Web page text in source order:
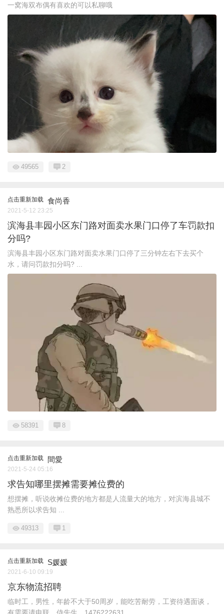
一窝海双布偶有喜欢的可以私聊哦
49565 2
点击重新加载 食尚香
2021-5-12 23:25
滨海县丰园小区东门路对面卖水果门口停了车罚款扣
分吗?
滨海县丰园小区东门路对面卖水果门口停了三分钟左右下去买个
水，请问罚款扣分吗? ...
58391 8
点击重新加载 間愛
2021-5-24 05:16
求告知哪里摆摊需要摊位费的
想摆摊，听说收摊位费的地方都是人流量大的地方，对滨海县城不
熟悉所以求告知 ...
49313 1
点击重新加载 S媛媛
2021-6-10 09:19
京东物流招聘
临时工，男性，年龄不大于50周岁，能吃苦耐劳，工资待遇面谈，